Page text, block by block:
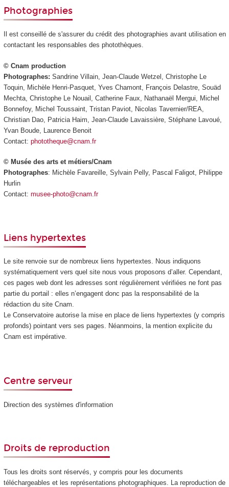
Photographies
Il est conseillé de s'assurer du crédit des photographies avant utilisation en
contactant les responsables des photothèques.
© Cnam production
Photographes: Sandrine Villain, Jean-Claude Wetzel, Christophe Le
Toquin, Michèle Henri-Pasquet, Yves Chamont, François Delastre, Souäd
Mechta, Christophe Le Nouail, Catherine Faux, Nathanaël Mergui, Michel
Bonnefoy, Michel Toussaint, Tristan Paviot, Nicolas Tavernier/REA,
Christian Dao, Patricia Haim, Jean-Claude Lavaissière, Stéphane Lavoué,
Yvan Boude, Laurence Benoit
Contact: phototheque@cnam.fr
© Musée des arts et métiers/Cnam
Photographes: Michèle Favareille, Sylvain Pelly, Pascal Faligot, Philippe
Hurlin
Contact: musee-photo@cnam.fr
Liens hypertextes
Le site renvoie sur de nombreux liens hypertextes. Nous indiquons
systématiquement vers quel site nous vous proposons d’aller. Cependant,
ces pages web dont les adresses sont régulièrement vérifiées ne font pas
partie du portail : elles n’engagent donc pas la responsabilité de la
rédaction du site Cnam.
Le Conservatoire autorise la mise en place de liens hypertextes (y compris
profonds) pointant vers ses pages. Néanmoins, la mention explicite du
Cnam est impérative.
Centre serveur
Direction des systèmes d'information
Droits de reproduction
Tous les droits sont réservés, y compris pour les documents
téléchargeables et les représentations photographiques. La reproduction de